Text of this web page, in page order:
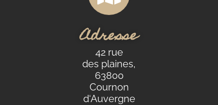
Adresse
42 rue
des plaines,
63800
Cournon
d‘Auvergne